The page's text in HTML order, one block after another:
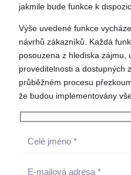
jakmile bude funkce k
Výše uvedené funkce
návrhů zákazníků. Každá
posouzena z hlediska zájmu,
proveditelnosti a dostupných
průběžném procesu
že budou implementovány